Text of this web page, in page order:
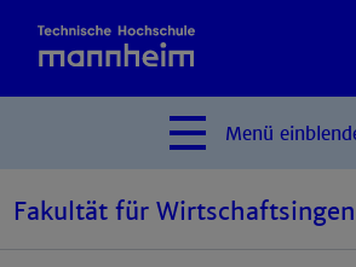
Menü
Fakultät für